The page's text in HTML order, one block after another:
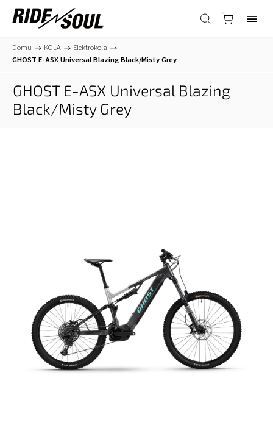
Domů / KOLA / Elektrokola /
GHOST E-ASX Universal Blazing Black/Misty Grey
GHOST E-ASX Universal Blazing
Black/Misty Grey